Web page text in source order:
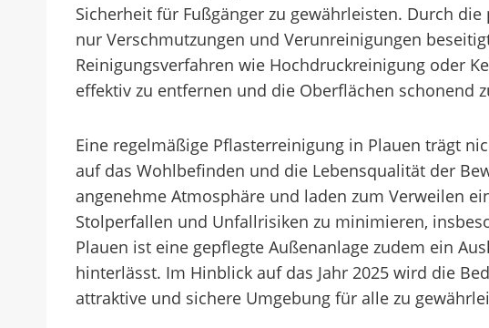
Sicherheit für Fußgänger zu gewährleisten. Durch
nur Verschmutzungen und Verunreinigungen
Reinigungsverfahren wie Hochdruckreinigung oder
effektiv zu entfernen und die Oberflächen schonend
Eine regelmäßige Pflasterreinigung in Plauen trägt
auf das Wohlbefinden und die Lebensqualität der
angenehme Atmosphäre und laden zum Verweilen
Stolperfallen und Unfallrisiken zu minimieren,
Plauen ist eine gepflegte Außenanlage zudem ein
hinterlässt. Im Hinblick auf das Jahr 2025 wird die
attraktive und sichere Umgebung für alle zu